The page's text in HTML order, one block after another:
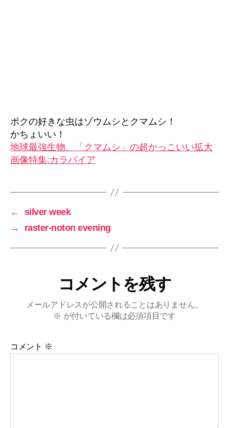
ボクの好きな虫はゾウムシとクマムシ！
かちょいい！
地球最強生物、「クマムシ」の超かっこいい拡大
画像特集:カラパイア
←
silver week
→
raster-noton evening
コメントを残す
メールアドレスが公開されることはありません。
※ が付いている欄は必須項目です
コメント ※